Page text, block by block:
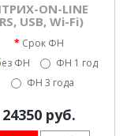
ON-LINE
USB, Wi-Fi)
Срок ФН
ФН
ФН 1 год
ФН 3 года
24350 руб.